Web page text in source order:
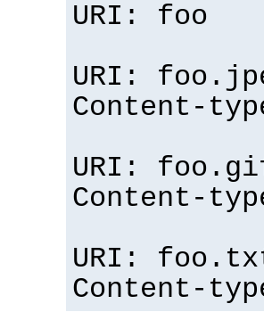
URI: foo
URI:
Content-
URI:
Content-
URI:
Content-